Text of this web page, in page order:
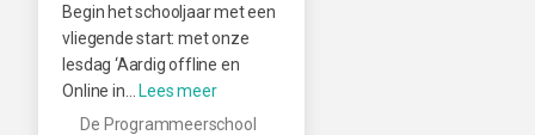
Begin het schooljaar met een
vliegende start: met onze
lesdag ‘Aardig offline en
Online in…
De Programmeerschool